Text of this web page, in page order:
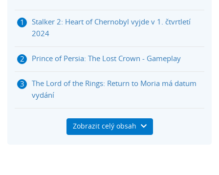
Stalker 2: Heart of Chernobyl vyjde v 1. čtvrtletí
2024
Prince of Persia: The Lost Crown - Gameplay
The Lord of the Rings: Return to Moria má datum
vydání
RoboCop Rogue City ukázal šestnácti minutový
Zobrazit celý obsah